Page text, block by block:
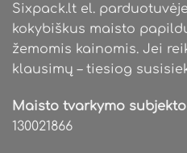
Sixpack.lt el.
kokybiškus maisto
žemomis kainomis. Jei
klausimų – tiesiog
Maisto tvarkymo
130021866